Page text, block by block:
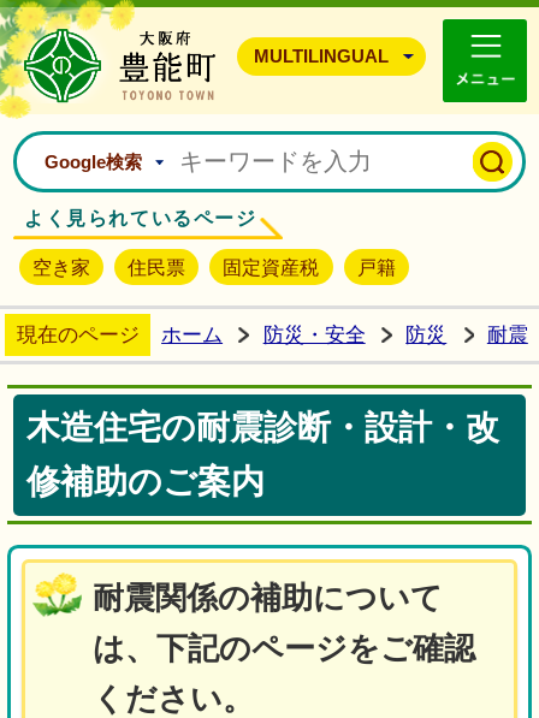
豊能町ホームページ
MULTILINGUAL
Google検索
よく見られているページ
空き家 住民票 固定資産税 戸籍
現在のページ ホーム 防災・安全 防災 耐震
木造住宅の耐震診断・設計・改
修補助のご案内
耐震関係の補助について
は、下記のページをご確認
ください。